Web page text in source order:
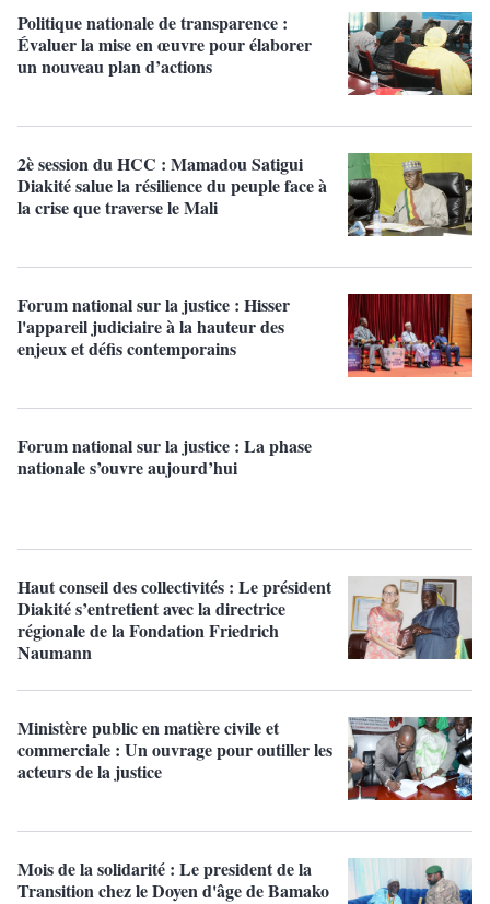
Politique nationale de transparence :
Évaluer la mise en œuvre pour élaborer
un nouveau plan d’actions
2è session du HCC : Mamadou Satigui
Diakité salue la résilience du peuple face à
la crise que traverse le Mali
Forum national sur la justice : Hisser
l'appareil judiciaire à la hauteur des
enjeux et défis contemporains
Forum national sur la justice : La phase
nationale s’ouvre aujourd’hui
Haut conseil des collectivités : Le président
Diakité s’entretient avec la directrice
régionale de la Fondation Friedrich
Naumann
Ministère public en matière civile et
commerciale : Un ouvrage pour outiller les
acteurs de la justice
Mois de la solidarité : Le president de la
Transition chez le Doyen d'âge de Bamako